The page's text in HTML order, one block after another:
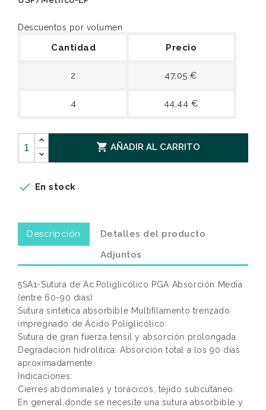
Descuentos por volumen
Cantidad Precio
2 47,05 €
4 44,44 €
 AÑADIR AL CARRITO
 En stock
Descripción
Detalles del producto
Adjuntos
5SA1-Sutura de Ac.Poliglicólico PGA Absorción Media
(entre 60-90 dias)
Sutura sintética absorbible Multifilamento trenzado
impregnado de Ácido Poliglicólico.
Sutura de gran fuerza tensil y absorción prolongada.
Degradación hidrolítica. Absorción total a los 90 días
aproximadamente.
Indicaciones:
Cierres abdominales y torácicos, tejido subcutáneo.
En general,donde se necesite una sutura absorbible y